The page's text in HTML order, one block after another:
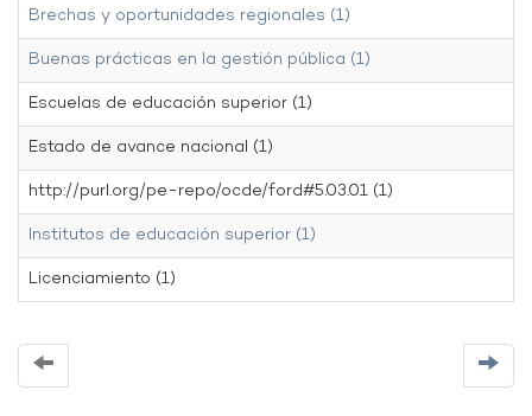
Brechas y oportunidades regionales (1)
Buenas prácticas en la gestión pública (1)
Escuelas de educación superior (1)
Estado de avance nacional (1)
http://purl.org/pe-repo/ocde/ford#5.03.01 (1)
Institutos de educación superior (1)
Licenciamiento (1)